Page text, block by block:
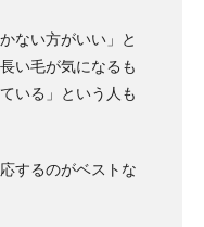
ない方がいい」と
い毛が気になるも
いる」という人も
するのがベストな